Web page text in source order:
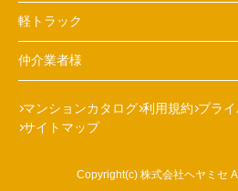
軽トラック
仲介業者様
マンションカタログ 利用規約 プラ
サイトマップ
Copyright(c) 株式会社ヘヤミセ